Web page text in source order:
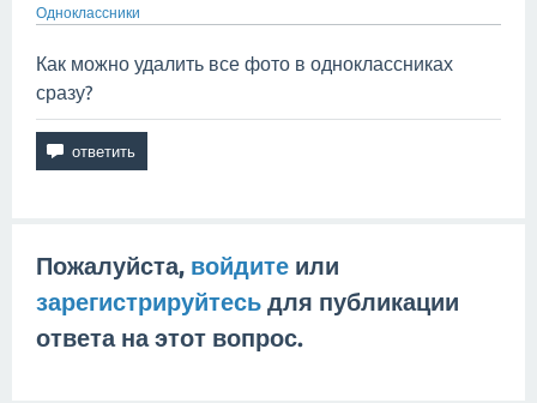
Одноклассники
Как можно удалить все фото в одноклассниках
сразу?
Пожалуйста, войдите или
зарегистрируйтесь для публикации
ответа на этот вопрос.